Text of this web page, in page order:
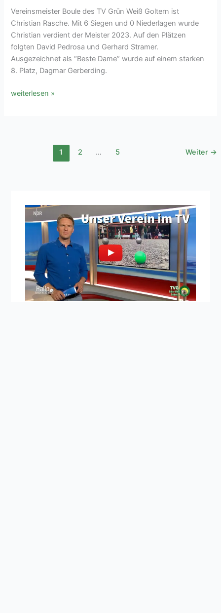
Vereinsmeister Boule des TV Grün Weiß Goltern ist
Christian Rasche. Mit 6 Siegen und 0 Niederlagen wurde
Christian verdient der Meister 2023. Auf den Plätzen
folgten David Pedrosa und Gerhard Stramer.
Ausgezeichnet als “Beste Dame” wurde auf einem starken
8. Platz, Dagmar Gerberding.
Vereinsmeisterschaft
weiterlesen »
1 2 … 5 Weiter →